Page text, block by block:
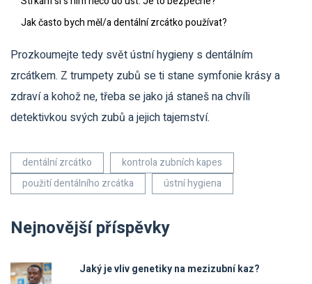
Jak často bych měl/a dentální zrcátko používat?
Prozkoumejte tedy svět ústní hygieny s dentálním
zrcátkem. Z trumpety zubů se ti stane symfonie krásy a
zdraví a kohož ne, třeba se jako já staneš na chvíli
detektivkou svých zubů a jejich tajemství.
dentální zrcátko
kontrola zubních kapes
použití dentálního zrcátka
ústní hygiena
Nejnovější příspěvky
Jaký je vliv genetiky na mezizubní kaz?